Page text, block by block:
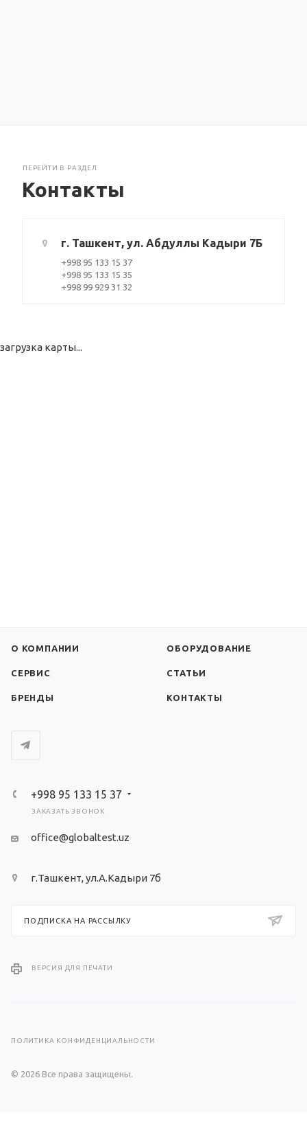
ПЕРЕЙТИ В РАЗДЕЛ
Контакты
г. Ташкент, ул. Абдуллы Кадыри 7Б
+998 95 133 15 37
+998 95 133 15 35
+998 99 929 31 32
загрузка карты...
О КОМПАНИИ ОБОРУДОВАНИЕ
СЕРВИС СТАТЬИ
БРЕНДЫ КОНТАКТЫ
+998 95 133 15 37
ЗАКАЗАТЬ ЗВОНОК
office@globaltest.uz
г.Ташкент, ул.А.Кадыри 7б
ПОДПИСКА НА РАССЫЛКУ
ВЕРСИЯ ДЛЯ ПЕЧАТИ
ПОЛИТИКА КОНФИДЕНЦИАЛЬНОСТИ
© 2026 Все права защищены.